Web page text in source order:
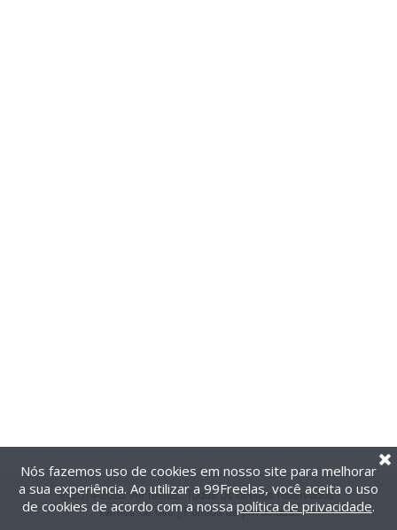
@2014-2026 99Freelas. Todos os direitos reservados.
Termos de uso| Política de privacidade
Nós fazemos uso de cookies em nosso site para melhorar
a sua experiência. Ao utilizar a 99Freelas, você aceita o uso
de cookies de acordo com a nossa política de privacidade.